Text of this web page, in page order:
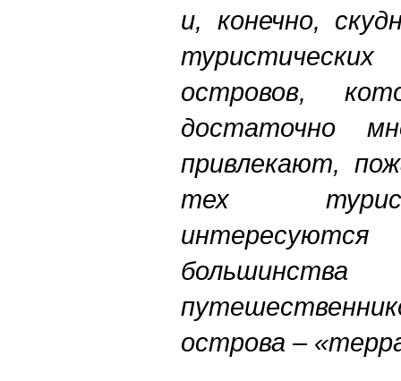
и, конечно,
туристических
островов,
достаточно
привлекают,
тех
интересуются
большинства
острова –